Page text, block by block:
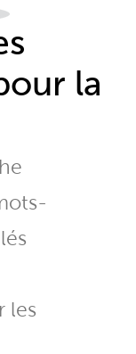
la
les